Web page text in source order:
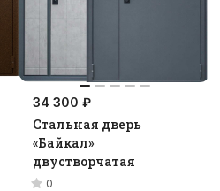
34 300 ₽
Стальная дверь
«Байкал»
двустворчатая
0